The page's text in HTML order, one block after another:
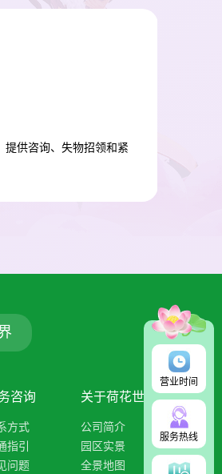
提供咨询、失物招领和紧
咨询
方式
指引
问题
关于荷花世界
公司简介
园区实景
全景地图
营业时间
服务热线